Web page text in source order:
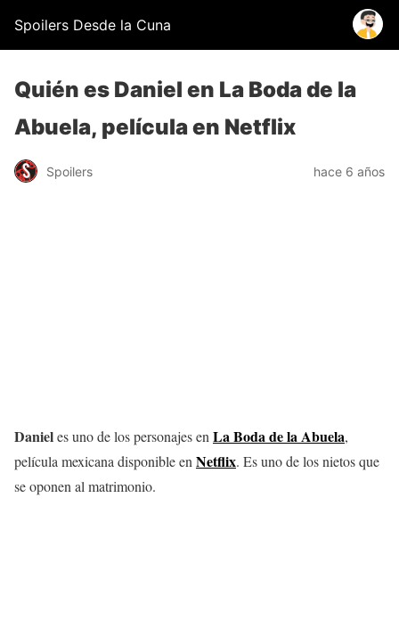
Spoilers Desde la Cuna
Quién es Daniel en La Boda de la
Abuela, película en Netflix
Spoilers hace 6 años
Danieles uno de los personajes en La Boda de la Abuela,
película mexicana disponible en Netflix. Es uno de los nietos que
se oponen al matrimonio.